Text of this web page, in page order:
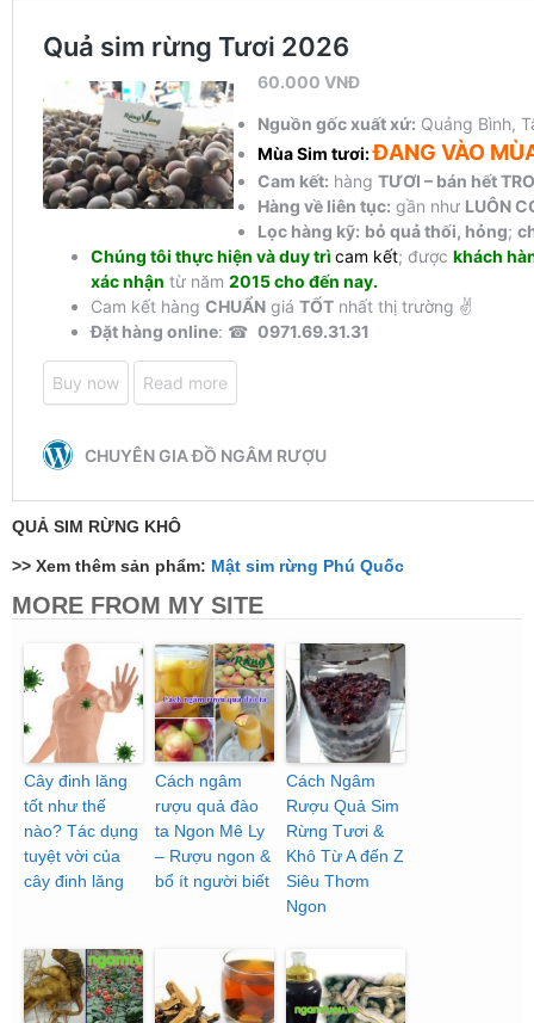
QUẢ SIM RỪNG KHÔ
>> Xem thêm sản phẩm: Mật sim rừng Phú Quốc
MORE FROM MY SITE
Cây đinh lăng
tốt như thế
nào? Tác dụng
tuyệt vời của
cây đinh lăng
Cách ngâm
rượu quả đào
ta Ngon Mê Ly
– Rượu ngon &
bổ ít người biết
Cách Ngâm
Rượu Quả Sim
Rừng Tươi &
Khô Từ A đến Z
Siêu Thơm
Ngon